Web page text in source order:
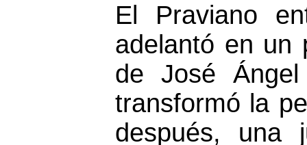
El Praviano
adelantó en un
de José
transformó la
después, una